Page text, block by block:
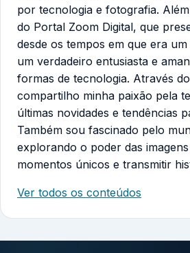
por tecnologia e fotografia.
do Portal Zoom Digital, que
desde os tempos em que era
um verdadeiro entusiasta e
formas de tecnologia. Através
compartilho minha paixão pela
últimas novidades e tendências
Também sou fascinado pelo
explorando o poder das
momentos únicos e transmitir
Ver todos os conteúdos